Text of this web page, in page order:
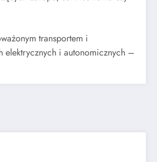
transportem i
elektrycznych i autonomicznych –